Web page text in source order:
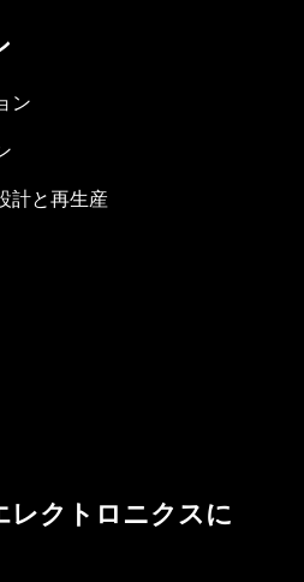
ン
計と再生産
レクトロニクスに